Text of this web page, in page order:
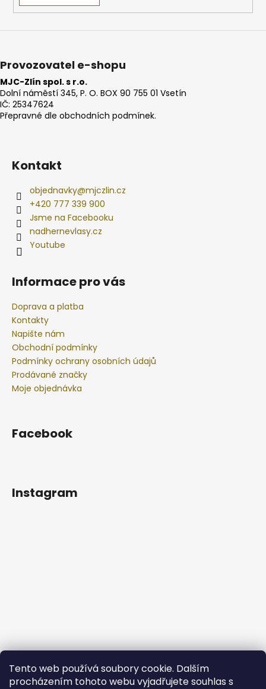
Tento web používá soubory cookie. Dalším
procházením tohoto webu vyjadřujete souhlas s
Provozovatel e-shopu
MJC-Zlín spol. s r.o.
Dolní náměstí 345, P. O. BOX 90 755 01 Vsetín
IČ: 25347624
Přepravné dle obchodních podmínek.
Kontakt
objednavky@mjczlin.cz
+420 777 339 900
Jsme na Facebooku
nadhernevlasy.cz
Youtube
Informace pro vás
Doprava a platba
Kontakty
Napište nám
Obchodní podmínky
Podmínky ochrany osobních údajů
Prodávané značky
Moje objednávka
Facebook
Instagram